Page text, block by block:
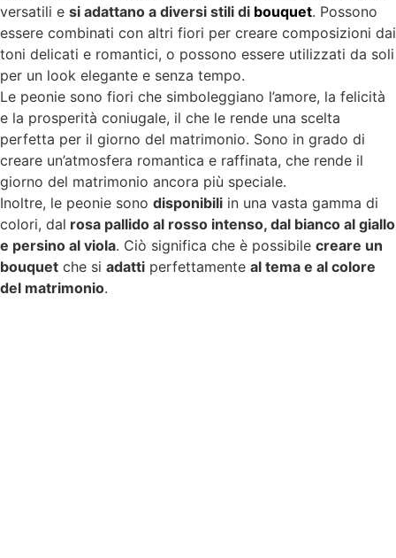
versatili e si adattano a diversi stili di bouquet. Possono
essere combinati con altri fiori per creare composizioni dai
toni delicati e romantici, o possono essere utilizzati da soli
per un look elegante e senza tempo.
Le peonie sono fiori che simboleggiano l’amore, la felicità
e la prosperità coniugale, il che le rende una scelta
perfetta per il giorno del matrimonio. Sono in grado di
creare un’atmosfera romantica e raffinata, che rende il
giorno del matrimonio ancora più speciale.
Inoltre, le peonie sono disponibili in una vasta gamma di
colori, dal rosa pallido al rosso intenso, dal bianco al giallo
e persino al viola. Ciò significa che è possibile creare un
bouquet che si adatti perfettamente al tema e al colore
del matrimonio.